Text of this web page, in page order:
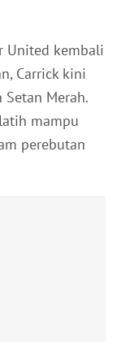
United kembali
Carrick kini
Merah.
mampu
perebutan